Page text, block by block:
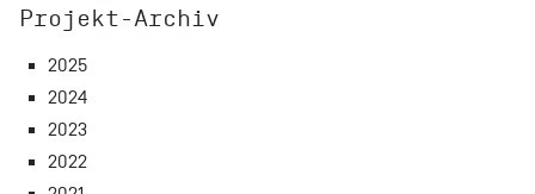
Projekt-Archiv
2025
2024
2023
2022